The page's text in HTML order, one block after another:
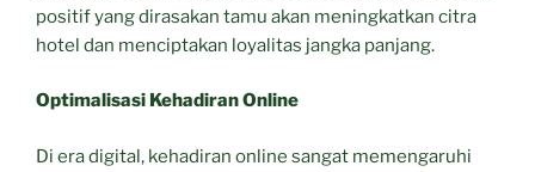
positif yang dirasakan tamu akan meningkatkan citra
hotel dan menciptakan loyalitas jangka panjang.
Optimalisasi Kehadiran Online
Di era digital, kehadiran online sangat memengaruhi